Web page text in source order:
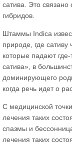
сатива. Это связано
гибридов.
Штаммы Indica
природе, где
которые падают
сатива», в
доминирующего
когда речь идет о
С медицинской
лечения таких
спазмы и
лечения таких